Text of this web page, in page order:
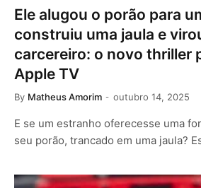
Ele alugou o porão para
construiu uma jaula e
carcereiro: o novo thriller
Apple TV
By Matheus Amorim outubro 14, 2025
E se um estranho oferecesse uma
seu porão, trancado em uma jaula?